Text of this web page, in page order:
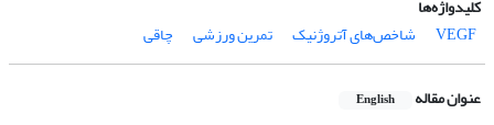
کلیدواژه‌ها
VEGF
شاخص‌های آتروژنیک تمرین ورزشی چاقی
عنوان مقاله English